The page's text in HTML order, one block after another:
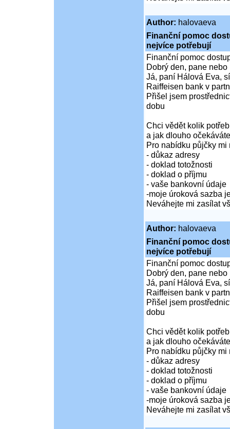
Author: halovaeva
Finanční pomoc
nejvíce potřebují
Finanční pomoc
Dobrý den, pane nebo
Já, paní Hálová Eva,
Raiffeisen bank v
Přišel jsem
dobu
Chci vědět kolik
a jak dlouho
Pro nabídku půjčky mi
- důkaz adresy
- doklad totožnosti
- doklad o příjmu
- vaše bankovní údaje
-moje úroková sazba
Neváhejte mi zasílat
Author: halovaeva
Finanční pomoc
nejvíce potřebují
Finanční pomoc
Dobrý den, pane nebo
Já, paní Hálová Eva,
Raiffeisen bank v
Přišel jsem
dobu
Chci vědět kolik
a jak dlouho
Pro nabídku půjčky mi
- důkaz adresy
- doklad totožnosti
- doklad o příjmu
- vaše bankovní údaje
-moje úroková sazba
Neváhejte mi zasílat